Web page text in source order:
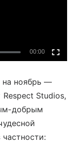
на ноябрь —
Respect Studios,
добрым
частности: